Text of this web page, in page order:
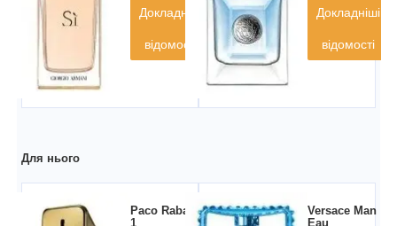
Докладніші
відомості
Докладніші
відомості
Для нього
Paco Rabanne
1
Versace Man
Eau